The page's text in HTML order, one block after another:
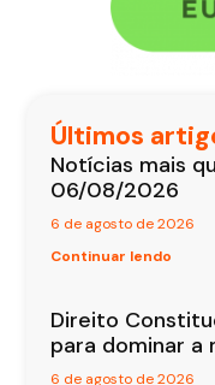
Últimos
Notícias mais
06/08/2026
6 de agosto de 2026
Continuar lendo
Direito
para dominar a
6 de agosto de 2026